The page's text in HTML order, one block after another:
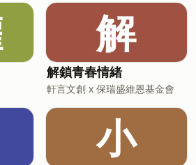
拿鄭主席的訪美行程與盧秀
各別城市停留的天數不多，
美國兩黨的重要人士，此趟
也觀察到，鄭
後，常常談追求和平、兩岸
論，在鄭習會之後，習近平
文主席，以至於有志爭取大
韓國瑜、蔣萬安聲勢下滑，
高雄、台北選情若不如預
盧韓蔣的2028之路將蒙上陰
provided by SoundOn
解
解鎖青春情緒
軒言文創 x 保瑞盛維恩基金會
小